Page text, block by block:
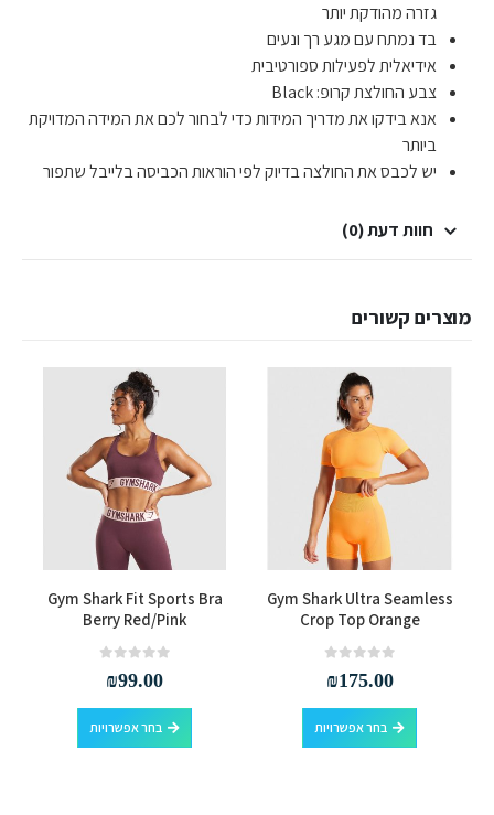
גזרה מהודקת יותר
בד נמתח עם מגע רך ונעים
אידיאלית לפעילות ספורטיבית
צבע החולצת קרופ: Black
אנא בידקו את מדריך המידות כדי לבחור לכם את המידה המדויקת
ביותר
יש לכבס את החולצה בדיוק לפי הוראות הכביסה בלייבל שתפור
חוות דעת (0)
מוצרים קשורים
למוצר זה יש מספר סוגים. ניתן לבחור את האפשרויות בעמוד המוצר
Gym Shark Ultra Seamless
Crop Top Orange
₪175.00
בחר אפשרויות
למוצר זה יש מספר סוגים. ניתן לבחור את האפשרויות בעמוד המוצר
למוצר זה יש מספר סוגים. ניתן לבחור את האפשרויות בעמוד המוצר
Gym Shark Fit Sports Bra
Berry Red/Pink
₪99.00
בחר אפשרויות
למוצר זה יש מספר סוגים. ניתן לבחור את האפשרויות בעמוד המוצר